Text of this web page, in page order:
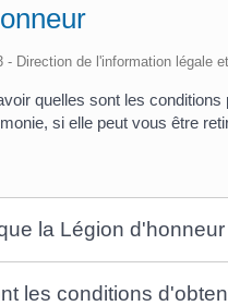
- Direction de l'information légale
quelles sont les
si elle peut vous être
la Légion d'honneur
les conditions